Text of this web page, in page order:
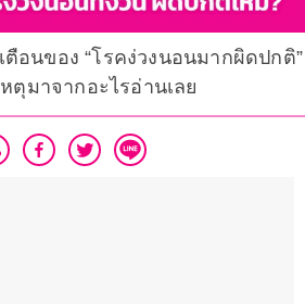
อนของ “โรคง่วงนอนมากผิดปกติ”
ตุมาจากอะไรอ่านเลย